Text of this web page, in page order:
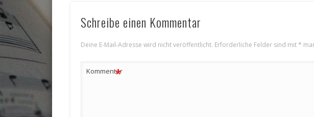
Schreibe einen Kommentar
Deine E-Mail-Adresse wird nicht veröffentlicht. Erforderliche Felder sind mit*
Kommentar
*